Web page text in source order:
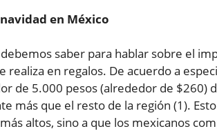
en México
saber para hablar sobre el
realiza en regalos. De acuerdo a
de 5.000 pesos (alrededor de $260)
más que el resto de la región (1).
altos, sino a que los mexicanos